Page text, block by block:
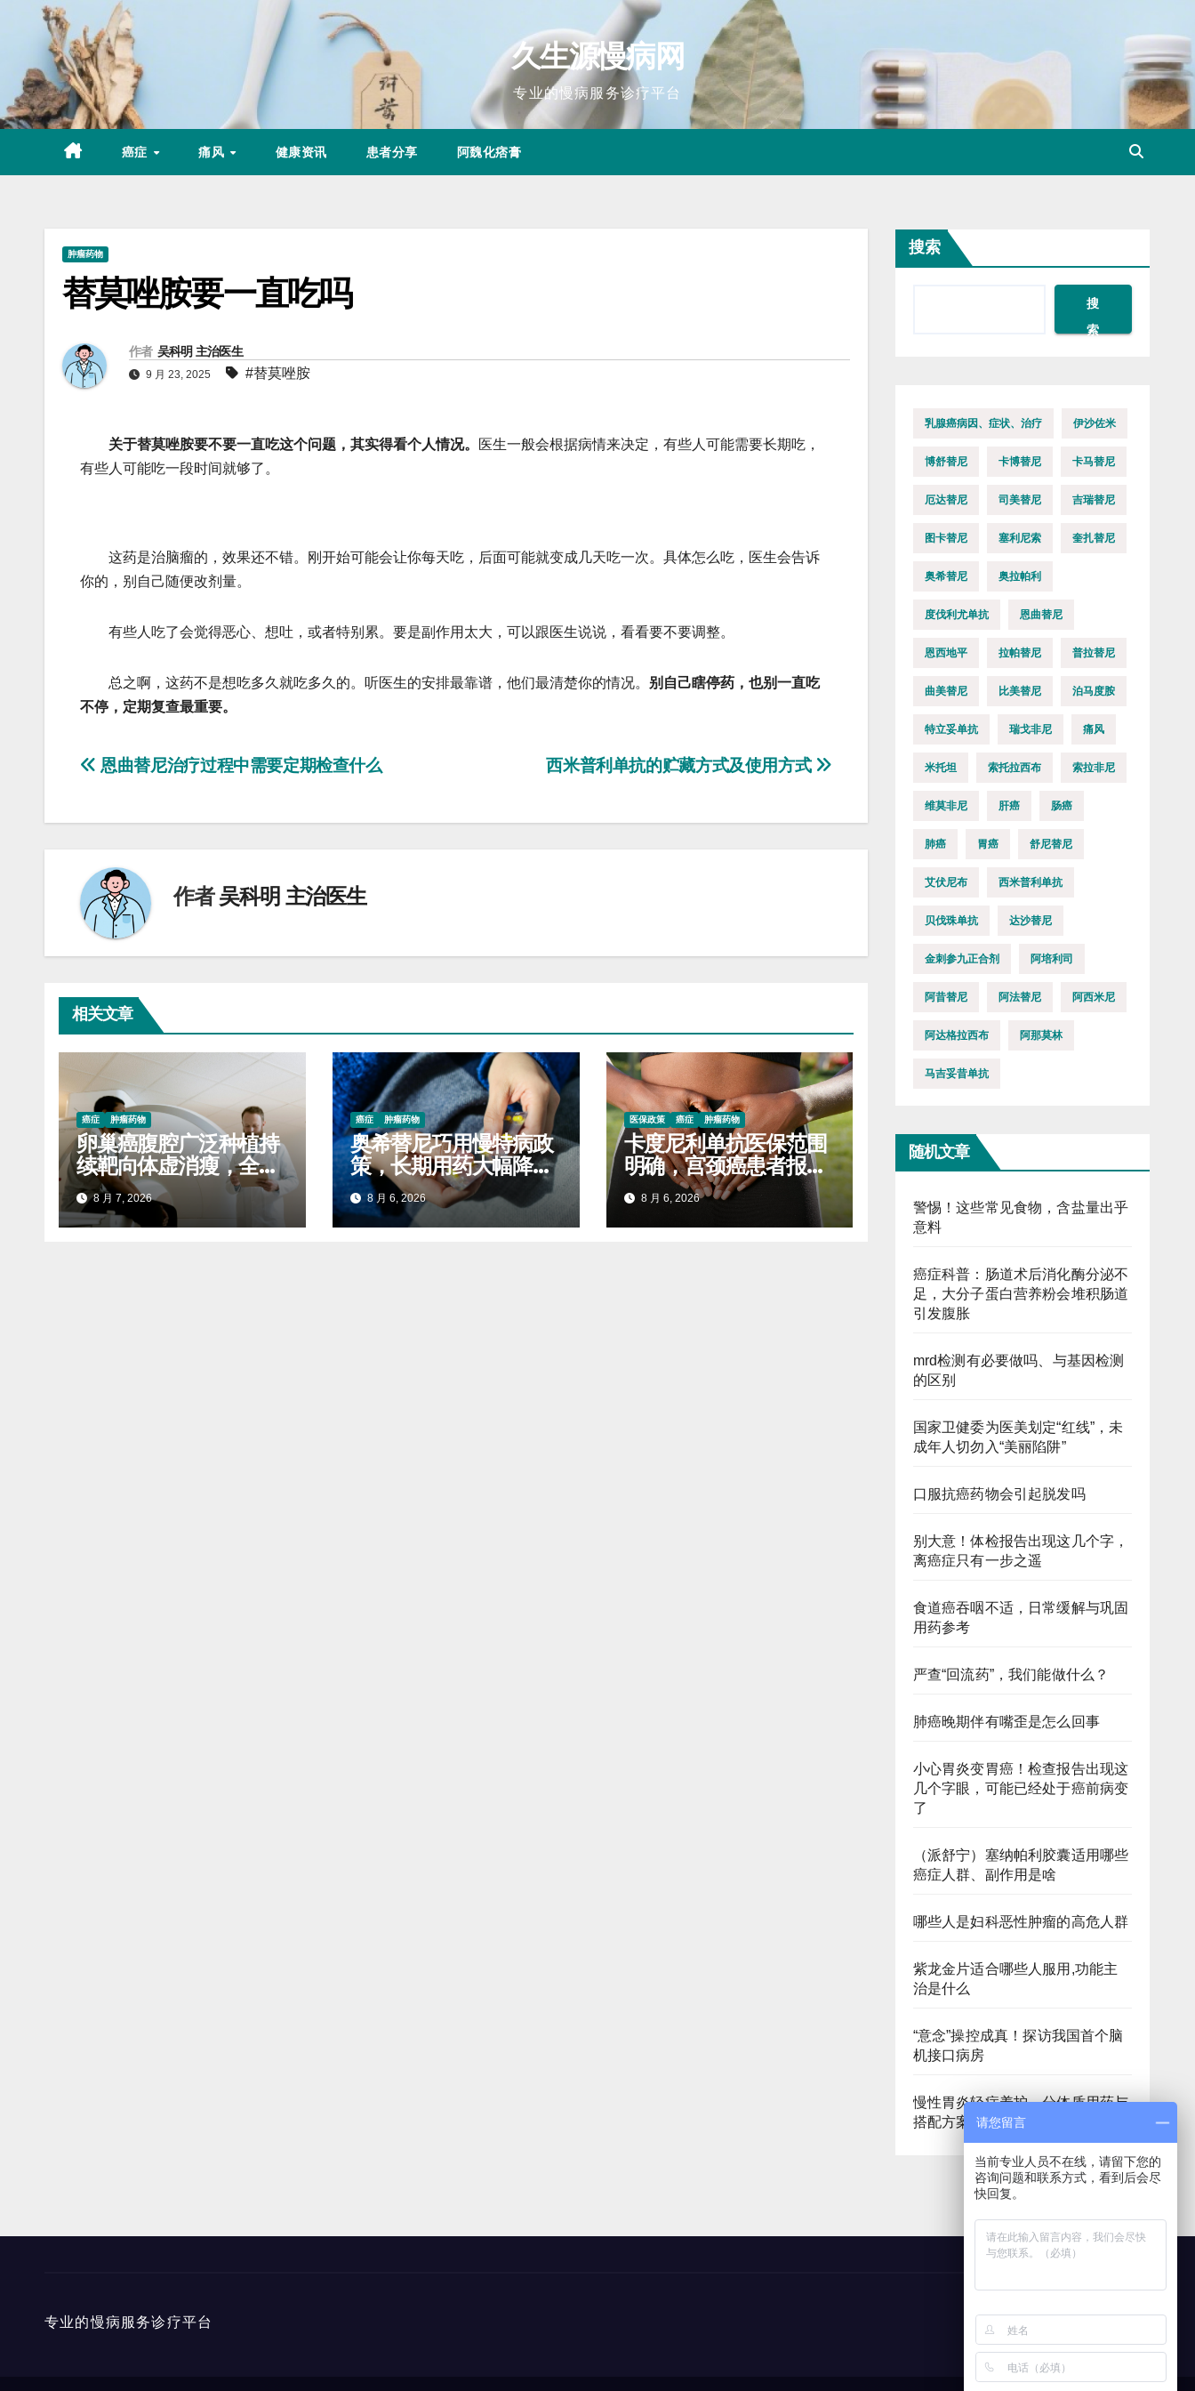
content
久生源慢病网
专业的慢病服务诊疗平台
癌症 痛风 健康资讯 患者分享 阿魏化痞膏
肿瘤药物
替莫唑胺要一直吃吗
作者 吴科明 主治医生
9 月 23, 2025 #替莫唑胺
关于替莫唑胺要不要一直吃这个问题，其实得看个人情况。
医生一般会根据病情来决定，有些人可能需要长期吃，
有些人可能吃一段时间就够了。
这药是治脑瘤的，效果还不错。刚开始可能会让你每天吃，后面可能就变成几天吃一次。具体怎么吃，医生会告诉
你的，别自己随便改剂量。
有些人吃了会觉得恶心、想吐，或者特别累。要是副作用太大，可以跟医生说说，看看要不要调整。
总之啊，这药不是想吃多久就吃多久的。听医生的安排最靠谱，他们最清楚你的情况。 别自己瞎停药，也别一直吃
不停，定期复查最重要。
文
航
西米普利单抗的贮藏方式及使用方式
恩曲替尼治疗过程中需要定期检查什么
作者吴科明 主治医生
相关文章
癌症 肿瘤药物
卵巢癌腹腔广泛种植持
续靶向体虚消瘦，全程
服药稳固生存质量延缓
进展
8 月 7, 2026
癌症 肿瘤药物
奥希替尼巧用慢特病政
策，长期用药大幅降低
自付开支
8 月 6, 2026
医保政策 癌症 肿瘤药物
卡度尼利单抗医保范围
明确，宫颈癌患者报销
标准对照查看
8 月 6, 2026
搜索
搜
索
乳腺癌病因、症状、治疗 伊沙佐米
博舒替尼 卡博替尼 卡马替尼
厄达替尼 司美替尼 吉瑞替尼
图卡替尼 塞利尼索 奎扎替尼
奥希替尼 奥拉帕利
度伐利尤单抗 恩曲替尼
恩西地平 拉帕替尼 普拉替尼
曲美替尼 比美替尼 泊马度胺
特立妥单抗 瑞戈非尼 痛风
米托坦 索托拉西布 索拉非尼
维莫非尼 肝癌 肠癌
肺癌 胃癌 舒尼替尼
艾伏尼布 西米普利单抗
贝伐珠单抗 达沙替尼
金刺参九正合剂 阿培利司
阿昔替尼 阿法替尼 阿西米尼
阿达格拉西布 阿那莫林
马吉妥昔单抗
随机文章
警惕！这些常见食物，含盐量出乎
意料
癌症科普：肠道术后消化酶分泌不
足，大分子蛋白营养粉会堆积肠道
引发腹胀
mrd检测有必要做吗、与基因检测
的区别
国家卫健委为医美划定“红线”，未
成年人切勿入“美丽陷阱”
口服抗癌药物会引起脱发吗
别大意！体检报告出现这几个字，
离癌症只有一步之遥
食道癌吞咽不适，日常缓解与巩固
用药参考
严查“回流药”，我们能做什么？
肺癌晚期伴有嘴歪是怎么回事
小心胃炎变胃癌！检查报告出现这
几个字眼，可能已经处于癌前病变
了
（派舒宁）塞纳帕利胶囊适用哪些
癌症人群、副作用是啥
哪些人是妇科恶性肿瘤的高危人群
紫龙金片适合哪些人服用,功能主
治是什么
“意念”操控成真！探访我国首个脑
机接口病房
慢性胃炎轻症养护，分体质用药与
搭配方案
专业的慢病服务诊疗平台
请您留言
当前专业人员不在线，请留下您的
咨询问题和联系方式，看到后会尽
快回复。